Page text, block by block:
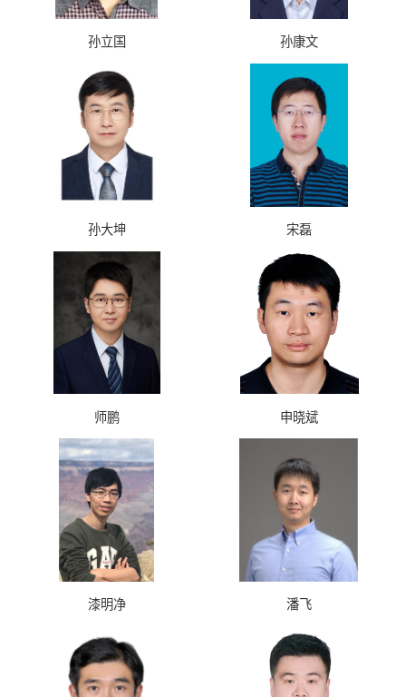
孙立国 孙康文
孙大坤 宋磊
师鹏 申晓斌
漆明净 潘飞